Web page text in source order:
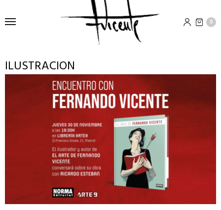
0
ILUSTRACION